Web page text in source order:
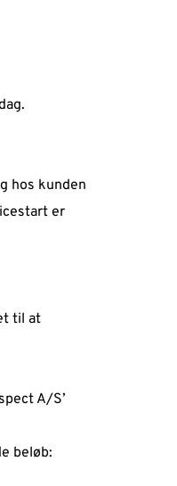
hos kunden
er
til at
A/S’
beløb: